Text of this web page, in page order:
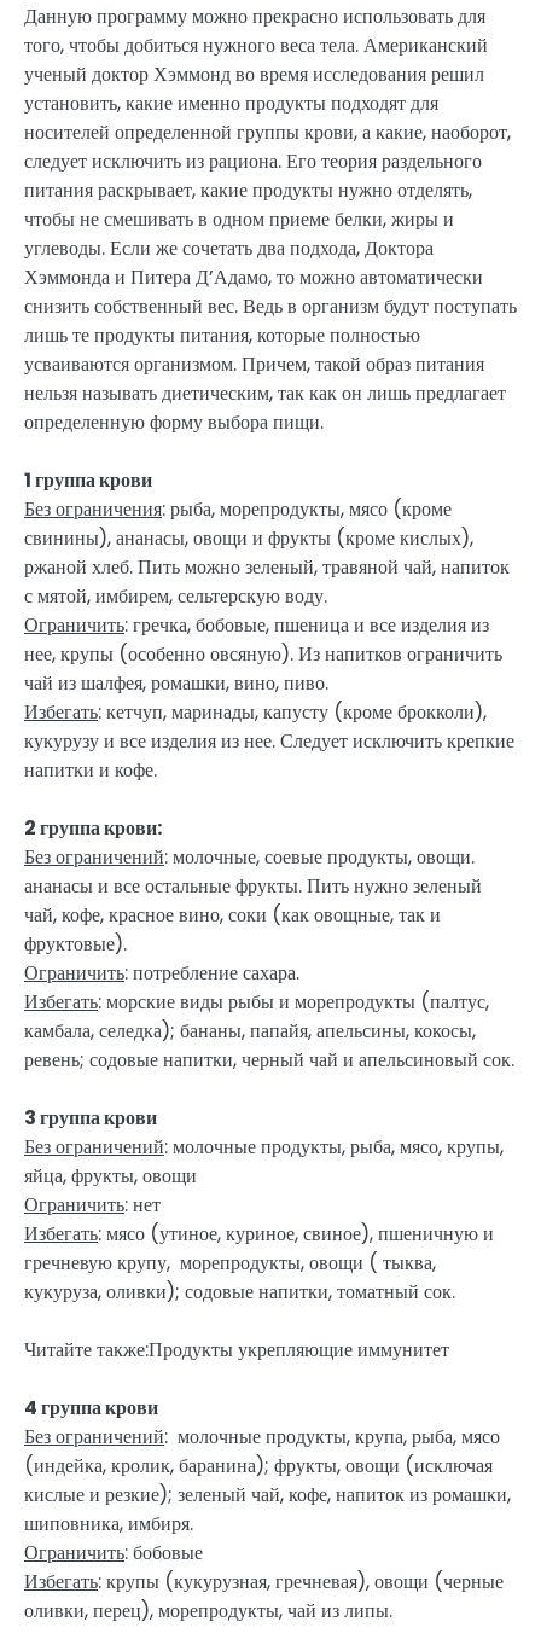
Данную программу можно прекрасно использовать для
того, чтобы добиться нужного веса тела. Американский
ученый доктор Хэммонд во время исследования решил
установить, какие именно продукты подходят для
носителей определенной группы крови, а какие, наоборот,
следует исключить из рациона. Его теория раздельного
питания раскрывает, какие продукты нужно отделять,
чтобы не смешивать в одном приеме белки, жиры и
углеводы. Если же сочетать два подхода, Доктора
Хэммонда и Питера Д’Адамо, то можно автоматически
снизить собственный вес. Ведь в организм будут поступать
лишь те продукты питания, которые полностью
усваиваются организмом. Причем, такой образ питания
нельзя называть диетическим, так как он лишь предлагает
определенную форму выбора пищи.
1 группа крови
Без ограничения: рыба, морепродукты, мясо (кроме
свинины), ананасы, овощи и фрукты (кроме кислых),
ржаной хлеб. Пить можно зеленый, травяной чай, напиток
с мятой, имбирем, сельтерскую воду.
Ограничить: гречка, бобовые, пшеница и все изделия из
нее, крупы (особенно овсяную). Из напитков ограничить
чай из шалфея, ромашки, вино, пиво.
Избегать: кетчуп, маринады, капусту (кроме брокколи),
кукурузу и все изделия из нее. Следует исключить крепкие
напитки и кофе.
2 группа крови:
Без ограничений: молочные, соевые продукты, овощи.
ананасы и все остальные фрукты. Пить нужно зеленый
чай, кофе, красное вино, соки (как овощные, так и
фруктовые).
Ограничить: потребление сахара.
Избегать: морские виды рыбы и морепродукты (палтус,
камбала, селедка); бананы, папайя, апельсины, кокосы,
ревень; содовые напитки, черный чай и апельсиновый сок.
3 группа крови
Без ограничений: молочные продукты, рыба, мясо, крупы,
яйца, фрукты, овощи
Ограничить: нет
Избегать: мясо (утиное, куриное, свиное), пшеничную и
гречневую крупу, морепродукты, овощи ( тыква,
кукуруза, оливки); содовые напитки, томатный сок.
Читайте также:Продукты укрепляющие иммунитет
4 группа крови
Без ограничений: молочные продукты, крупа, рыба, мясо
(индейка, кролик, баранина); фрукты, овощи (исключая
кислые и резкие); зеленый чай, кофе, напиток из ромашки,
шиповника, имбиря.
Ограничить: бобовые
Избегать: крупы (кукурузная, гречневая), овощи (черные
оливки, перец), морепродукты, чай из липы.